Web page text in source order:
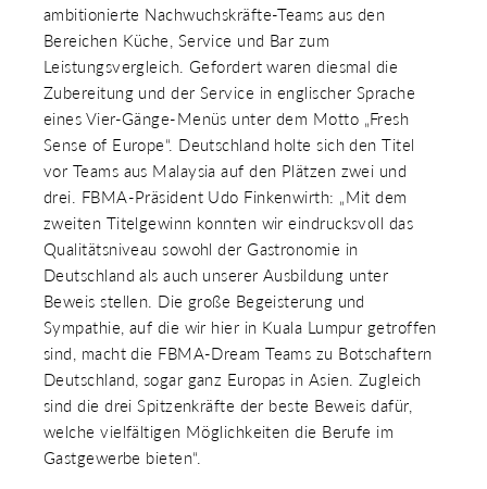
ambitionierte Nachwuchskräfte-Teams aus den
Bereichen Küche, Service und Bar zum
Leistungsvergleich. Gefordert waren diesmal die
Zubereitung und der Service in englischer Sprache
eines Vier-Gänge-Menüs unter dem Motto „Fresh
Sense of Europe“. Deutschland holte sich den Titel
vor Teams aus Malaysia auf den Plätzen zwei und
drei. FBMA-Präsident Udo Finkenwirth: „Mit dem
zweiten Titelgewinn konnten wir eindrucksvoll das
Qualitätsniveau sowohl der Gastronomie in
Deutschland als auch unserer Ausbildung unter
Beweis stellen. Die große Begeisterung und
Sympathie, auf die wir hier in Kuala Lumpur getroffen
sind, macht die FBMA-Dream Teams zu Botschaftern
Deutschland, sogar ganz Europas in Asien. Zugleich
sind die drei Spitzenkräfte der beste Beweis dafür,
welche vielfältigen Möglichkeiten die Berufe im
Gastgewerbe bieten“.